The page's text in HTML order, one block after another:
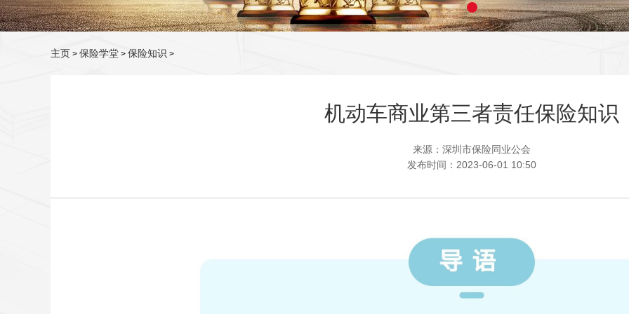
主页 > 保险学堂 > 保险知识 >
机动车商业第三者责任保险知识
来源：深圳市保险同业公会
发布时间：2023-06-01 10:50